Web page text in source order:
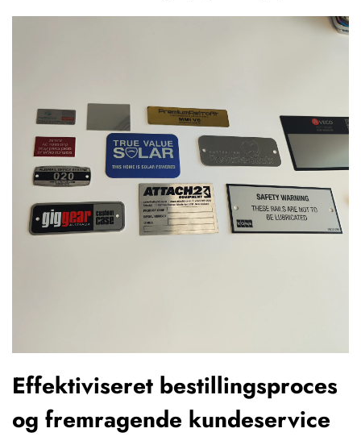
Effektiviseret bestillingsproces
og fremragende kundeservice